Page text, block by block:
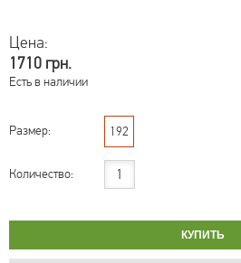
Цена:
1710 грн.
Есть в наличии
Размер: 192
Количество: